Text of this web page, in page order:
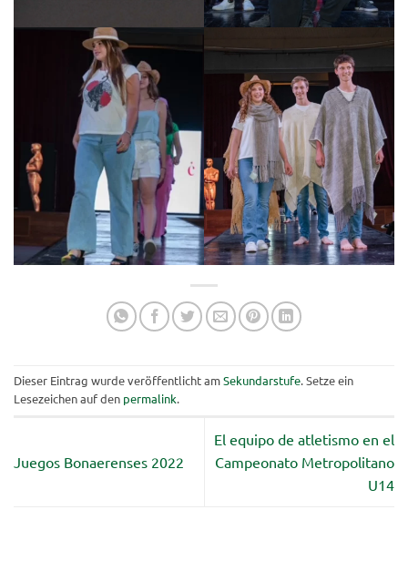
Dieser Eintrag wurde veröffentlicht amSekundarstufe. Setze ein
Lesezeichen auf den permalink.
Juegos Bonaerenses 2022
El equipo de atletismo en el
Campeonato Metropolitano
U14